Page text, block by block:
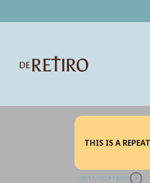
THIS IS A
08/11/2023 16:00